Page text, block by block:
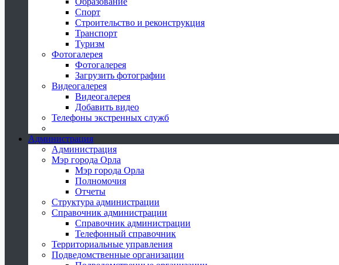
Спорт
Строительство и реконструкция
Транспорт
Туризм
Фотогалерея
Фотогалерея
Загрузить фотографии
Видеогалерея
Видеогалерея
Добавить видео
Телефоны экстренных служб
Администрация
Администрация
Мэр города Орла
Мэр города Орла
Полномочия
Отчеты
Структура администрации
Справочник администрации
Справочник администрации
Телефонный справочник
Территориальные управления
Подведомственные организации